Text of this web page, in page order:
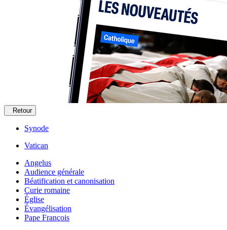
Retour
Synode
Vatican
Angelus
Audience générale
Béatification et canonisation
Curie romaine
Église
Évangélisation
Pape François